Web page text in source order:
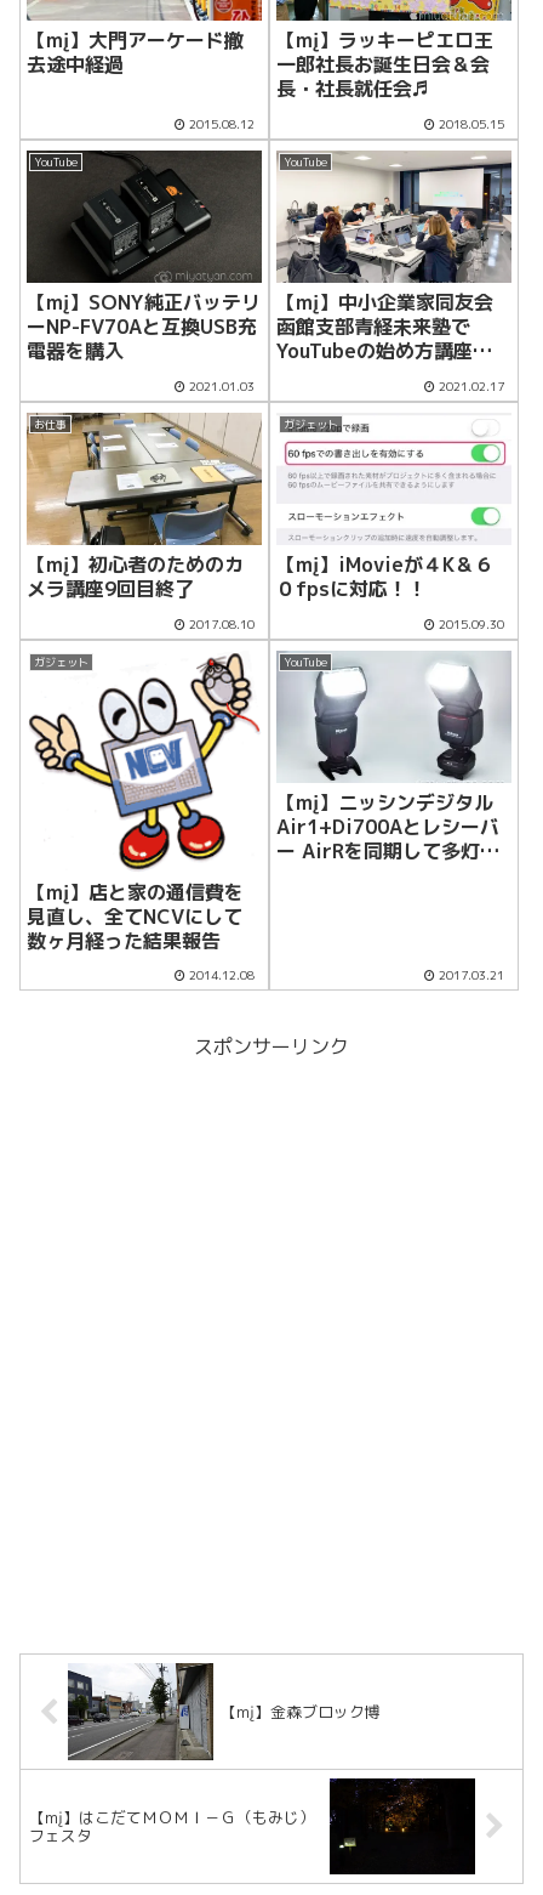
【mį】大門アーケード撤
去途中経過
2015.08.12
【mį】ラッキーピエロ王
一郎社長お誕生日会＆会
長・社長就任会♬
2018.05.15
YouTube
【mį】SONY純正バッテリ
ーNP-FV70Aと互換USB充
電器を購入
2021.01.03
YouTube
【mį】中小企業家同友会
函館支部青経未来塾で
YouTubeの始め方講座の
講師をさせて頂きました♬
2021.02.17
お仕事
【mį】初心者のためのカ
メラ講座9回目終了
2017.08.10
ガジェット
【mį】iMovieが４K＆６
０fpsに対応！！
2015.09.30
ガジェット
【mį】店と家の通信費を
見直し、全てNCVにして
数ヶ月経った結果報告
2014.12.08
YouTube
【mį】ニッシンデジタル
Air1+Di700Aとレシーバ
ー AirRを同期して多灯撮
2017.03.21
スポンサーリンク
【mį】金森ブロック博
【mį】はこだてＭＯＭＩ－Ｇ（もみじ）
フェスタ